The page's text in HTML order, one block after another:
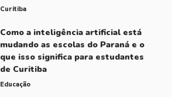
Curitiba
Como a inteligência artificial está
mudando as escolas do Paraná e o
que isso significa para estudantes
de Curitiba
Educação